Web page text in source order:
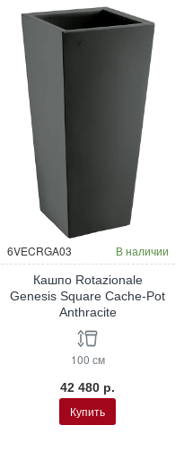
6VECRGA03 В наличии
Кашпо Rotazionale
Genesis Square Cache-Pot
Anthracite
100 см
42 480 р.
Купить